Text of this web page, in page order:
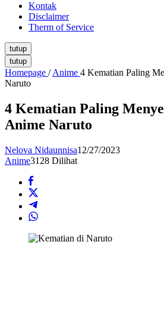
Kontak
Disclaimer
Therm of Service
tutup
tutup
Homepage / Anime 4 Kematian Paling
Naruto
4 Kematian Paling
Anime Naruto
Nelova Nidaunnisa12/27/2023
Anime3128 Dilihat